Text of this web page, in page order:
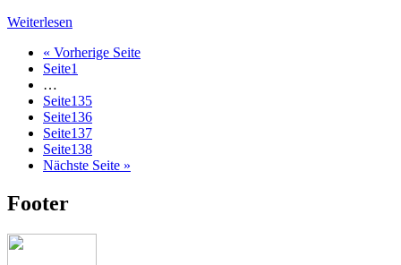
Weiterlesen
« Vorherige Seite
Seite1
…
Seite135
Seite136
Seite137
Seite138
Nächste Seite »
Footer